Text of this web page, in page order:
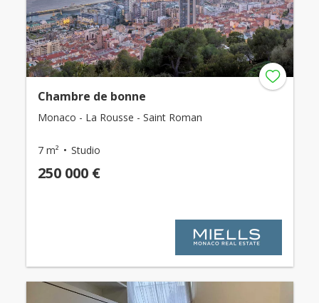
Chambre de bonne
Monaco - La Rousse - Saint Roman
7 m² Studio
250 000 €